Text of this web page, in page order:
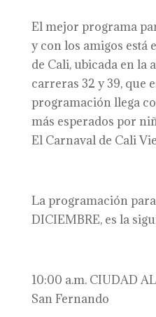
El mejor programa
y con los amigos está
de Cali, ubicada en la
carreras 32 y 39, que
programación llega
más esperados por
El Carnaval de Cali
La programación
DICIEMBRE, es la
10:00 a.m. CIUDAD
San Fernando